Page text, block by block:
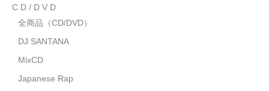
グ ッ ズ
タオル・リストバンド
トートバッグ
C D / D V D
全商品（CD/DVD）
DJ SANTANA
MixCD
Japanese Rap